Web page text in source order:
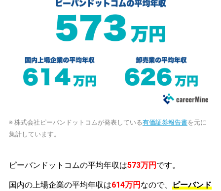
※ 株式会社ピーバンドットコムが発表している有価証券報告書を元に
集計しています。
ピーバンドットコムの平均年収は573万円 です。
国内の上場企業の平均年収は614万円 なので、 ピーバンド